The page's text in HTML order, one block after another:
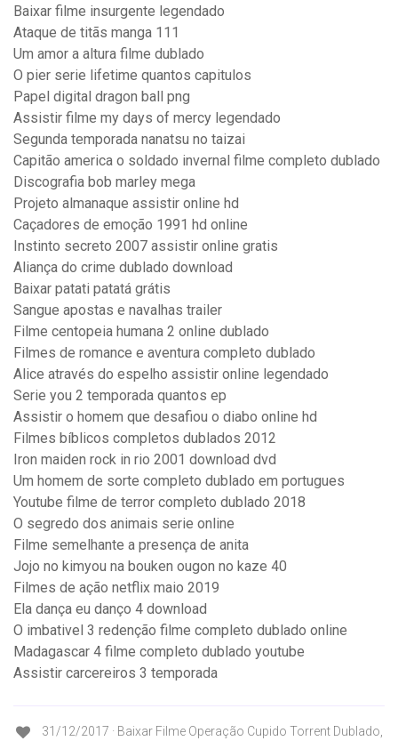
Baixar filme insurgente legendado
Ataque de titãs manga 111
Um amor a altura filme dublado
O pier serie lifetime quantos capitulos
Papel digital dragon ball png
Assistir filme my days of mercy legendado
Segunda temporada nanatsu no taizai
Capitão america o soldado invernal filme completo dublado
Discografia bob marley mega
Projeto almanaque assistir online hd
Caçadores de emoção 1991 hd online
Instinto secreto 2007 assistir online gratis
Aliança do crime dublado download
Baixar patati patatá grátis
Sangue apostas e navalhas trailer
Filme centopeia humana 2 online dublado
Filmes de romance e aventura completo dublado
Alice através do espelho assistir online legendado
Serie you 2 temporada quantos ep
Assistir o homem que desafiou o diabo online hd
Filmes bíblicos completos dublados 2012
Iron maiden rock in rio 2001 download dvd
Um homem de sorte completo dublado em portugues
Youtube filme de terror completo dublado 2018
O segredo dos animais serie online
Filme semelhante a presença de anita
Jojo no kimyou na bouken ougon no kaze 40
Filmes de ação netflix maio 2019
Ela dança eu danço 4 download
O imbativel 3 redenção filme completo dublado online
Madagascar 4 filme completo dublado youtube
Assistir carcereiros 3 temporada
31/12/2017 · Baixar Filme Operação Cupido Torrent Dublado,